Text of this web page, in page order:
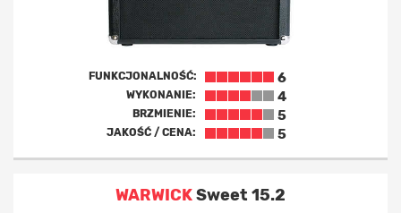
FUNKCJONALNOŚĆ: 6
WYKONANIE: 4
BRZMIENIE: 5
JAKOŚĆ / CENA: 5
WARWICKSweet 15.2